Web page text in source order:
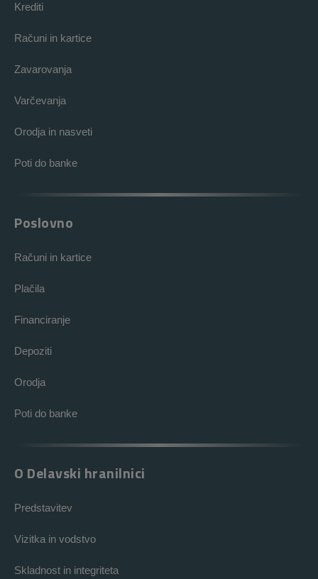
Krediti
Računi in kartice
Zavarovanja
Varčevanja
Orodja in nasveti
Poti do banke
Poslovno
Računi in kartice
Plačila
Financiranje
Depoziti
Orodja
Poti do banke
O Delavski hranilnici
Predstavitev
Vizitka in vodstvo
Skladnost in integriteta